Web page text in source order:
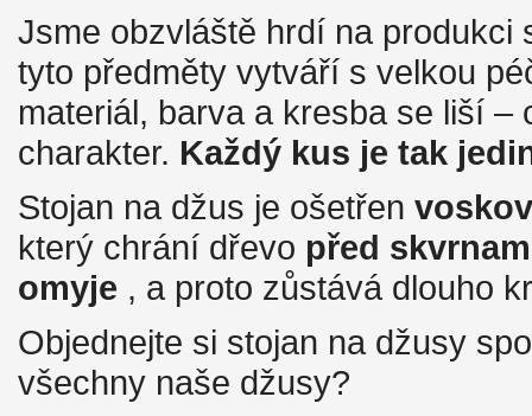
Jsme obzvláště hrdí na produkci
tyto předměty vytváří s velkou
materiál, barva a kresba se liší
charakter. Každý kus je tak
Stojan na džus je ošetřen
který chrání dřevo před
omyje , a proto zůstává dlouho
Objednejte si stojan na džusy
všechny naše džusy?